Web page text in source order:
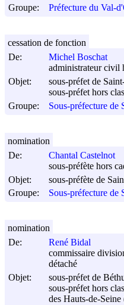
Groupe:
Préfecture du Val-
De:
Michel Boschat
administrateur civil
Objet:
sous-préfet de
sous-préfet hors
Groupe:
Sous-préfecture de
cessation de fonction
De:
Chantal Castelnot
sous-préfète hors
Objet:
sous-préfète de
Groupe:
Sous-préfecture de
nomination
De:
René Bidal
commissaire
détaché
Objet:
sous-préfet de
sous-préfet hors
des Hauts-de-
nomination